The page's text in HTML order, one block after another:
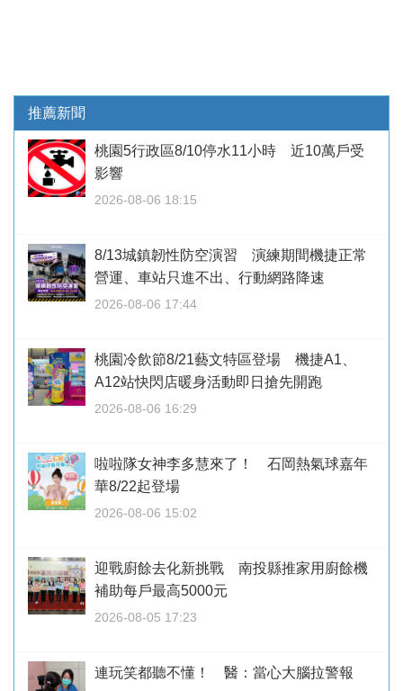
推薦新聞
桃園5行政區8/10停水11小時 近10萬戶受
影響
2026-08-06 18:15
8/13城鎮韌性防空演習 演練期間機捷正常
營運、車站只進不出、行動網路降速
2026-08-06 17:44
桃園冷飲節8/21藝文特區登場 機捷A1、
A12站快閃店暖身活動即日搶先開跑
2026-08-06 16:29
啦啦隊女神李多慧來了！ 石岡熱氣球嘉年
華8/22起登場
2026-08-06 15:02
迎戰廚餘去化新挑戰 南投縣推家用廚餘機
補助每戶最高5000元
2026-08-05 17:23
連玩笑都聽不懂！ 醫：當心大腦拉警報